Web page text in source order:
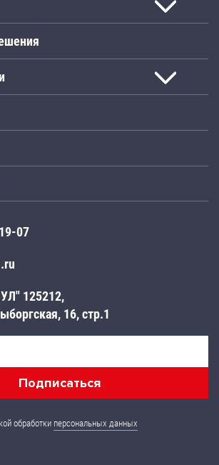
07
125212,
16, стр.1
обработки персональных данных